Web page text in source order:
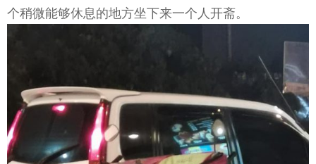
个稍微能够休息的地方坐下来一个人开斋。